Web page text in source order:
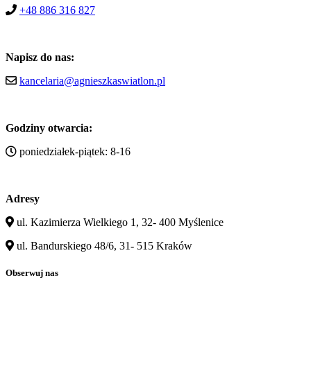
+48 886 316 827
Napisz do nas:
kancelaria@agnieszkaswiatlon.pl
Godziny otwarcia:
poniedziałek-piątek: 8-16
Adresy
ul. Kazimierza Wielkiego 1, 32- 400 Myślenice
ul. Bandurskiego 48/6, 31- 515 Kraków
Obserwuj nas